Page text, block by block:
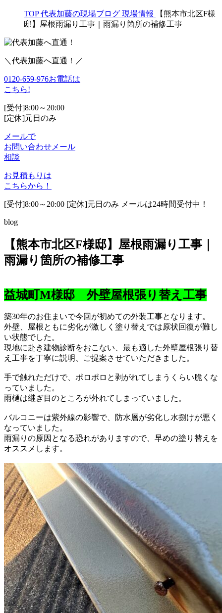
TOP 代表加藤の現場ブログ 現場情報
【熊本市北区F様
邸】屋根雨漏り工事｜雨漏り箇所の補修工事
＼代表加藤へ直通！／
0120-659-976お電話は
こちら!
[受付]8:00～20:00
[定休]元日のみ
メールで
お問い合わせ メール
相談
お見積もりは
こちらから！
[受付]8:00～20:00 [定休]元日のみ メールは24時間受付中！
blog
【熊本市北区F様邸】屋根雨漏り工事｜
雨漏り箇所の補修工事
益城町M様邸 外壁屋根張り替え工事
築30年のお住まいで今回が初めての外装工事となります。
外壁、屋根ともに劣化が激しく塗り替えでは原状回復が難し
い状態でした。
現地に赴き建物診断をおこない、最も適した外壁屋根張り替
え工事を丁寧に説明、ご提案させていただきました。
手で触れただけで、ポロポロと剥がれてしまうくらい脆くな
っていました。
雨樋は継ぎ目のところが外れてしまっていました。
バルコニーは紫外線の影響で、防水層が劣化し水捌けが悪く
なっていました。
雨漏りの原因となる恐れがありますので、早めの塗り替えを
オススメします。